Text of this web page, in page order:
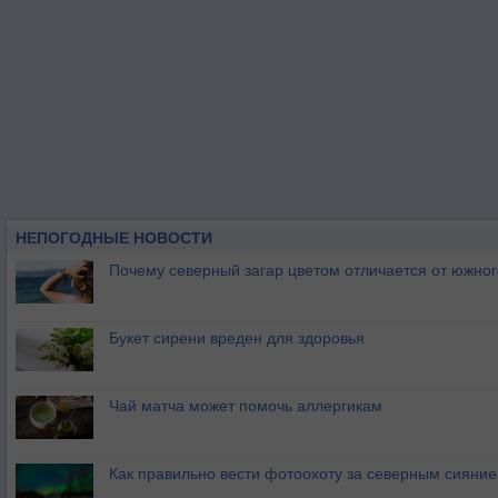
НЕПОГОДНЫЕ НОВОСТИ
Почему северный загар цветом отличается от
Букет сирени вреден для здоровья
Чай матча может помочь аллергикам
Как правильно вести фотоохоту за северным